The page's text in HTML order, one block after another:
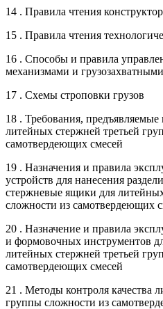
14 . Правила чтения
15 . Правила чтения
16 . Способы и правила
механизмами и
17 . Схемы строповки грузов
18 . Требования,
литейных стержней третьей
самотвердеющих смесей
19 . Назначения и правила
устройств для нанесения
стержневые ящики для
сложности из самотвердеющих
20 . Назначение и правила
и формовочных инструментов
литейных стержней третьей
самотвердеющих смесей
21 . Методы контроля качества
группы сложности из